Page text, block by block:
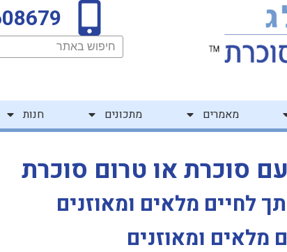
חיפוש
מאמרים מתכונים חנות
סוכרת או טרום סוכרת
לחיים מלאים ומאוזנים
מלאים ומאוזנים